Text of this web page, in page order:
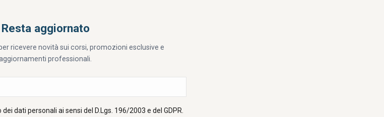
Resta aggiornato
ricevere novità sui corsi, promozioni esclusive e
professionali.
tua
(Obbligatorio)
dati personali ai sensi del D.Lgs. 196/2003 e del GDPR.